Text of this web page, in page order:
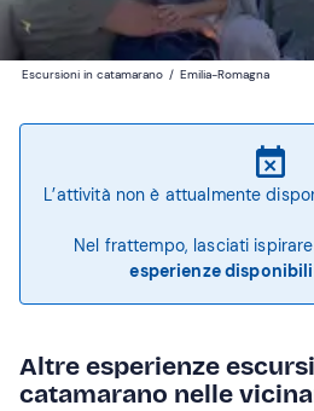
Escursioni in catamarano / Emilia-Romagna
L’attività non è attualmente
Nel frattempo, lasciati
esperienze disponibili
Altre esperienze
catamarano nelle